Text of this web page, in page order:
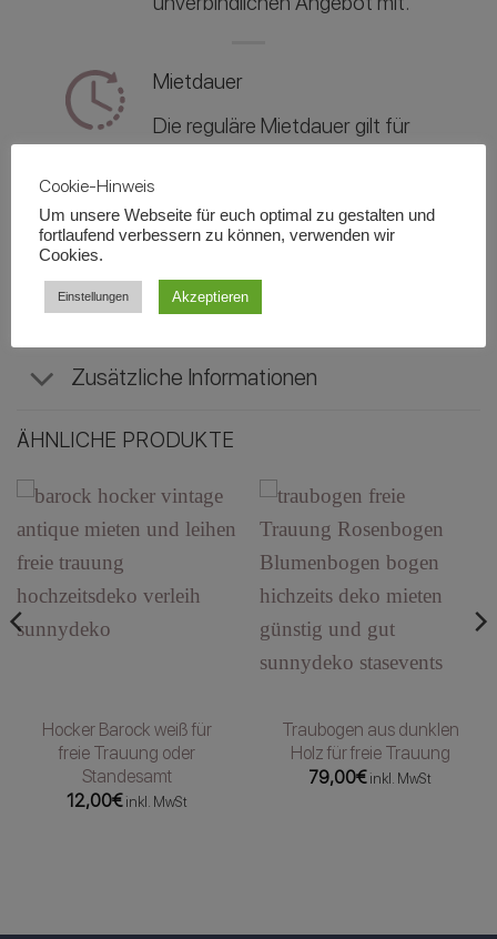
Mietdauer
Die reguläre Mietdauer gilt für
beträgt in der Regel zwischen 3
- 5 Tage für eine
Zusätzliche Informationen
ÄHNLICHE PRODUKTE
Hocker Barock weiß für
freie Trauung oder
Standesamt
12,00€ inkl. MwSt
Traubogen aus dunklen
Holz für freie Trauung
79,00€ inkl. MwSt
Cookie-Hinweis
Um unsere Webseite für euch optimal zu gestalten und
fortlaufend verbessern zu können, verwenden wir
Cookies.
Einstellungen Akzeptieren